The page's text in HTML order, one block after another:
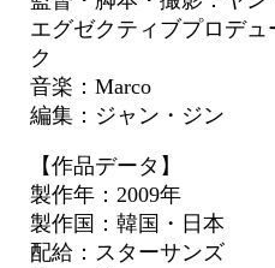
エグゼクティブプロデ
ク
音楽：Marco
編集：ジャン・ジン
【作品データ】
製作年：2009年
製作国：韓国・日本
配給：スターサンズ